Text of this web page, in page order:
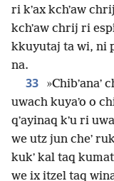
ri kʼax kchʼaw
kchʼaw chrij ri
kkuyutaj ta wi, ni
na.
33
»Chibʼanaʼ
uwach kuyaʼo o
qʼayinaq kʼu ri
we utz jun cheʼ
kukʼ kal taq
we ix itzel taq